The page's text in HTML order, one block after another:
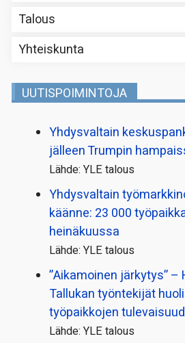
Talous
Yhteiskunta
UUTISPOIMINTOJA
Yhdysvaltain
jälleen Trumpin
Lähde: YLE talous
Yhdysvaltain
käänne: 23 000
heinäkuussa
Lähde: YLE talous
”Aikamoinen järkytys” –
Tallukan työntekijät
työpaikkojen
Lähde: YLE talous